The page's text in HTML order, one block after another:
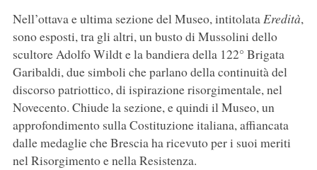
Nell’ottava e ultima sezione del Museo, intitolataEredità,
sono esposti, tra gli altri, un busto di Mussolini dello
scultore Adolfo Wildt e la bandiera della 122° Brigata
Garibaldi, due simboli che parlano della continuità del
discorso patriottico, di ispirazione risorgimentale, nel
Novecento. Chiude la sezione, e quindi il Museo, un
approfondimento sulla Costituzione italiana, affiancata
dalle medaglie che Brescia ha ricevuto per i suoi meriti
nel Risorgimento e nella Resistenza.